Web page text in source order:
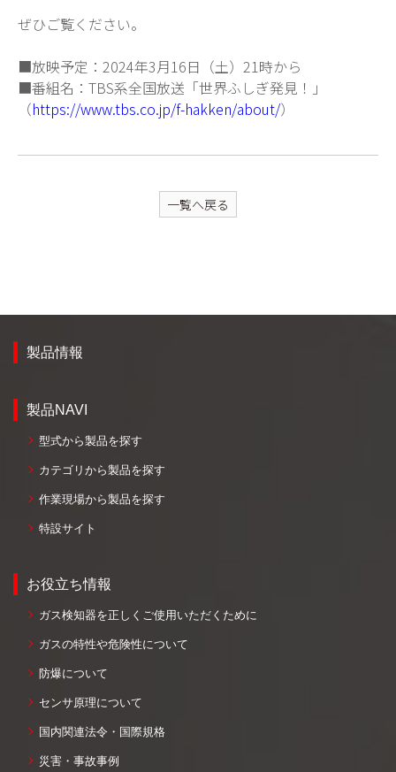
ぜひご覧ください。
■放映予定：2024年3月16日（土）21時から
■番組名：TBS系全国放送「世界ふしぎ発見！」
（https://www.tbs.co.jp/f-hakken/about/）
一覧へ戻る
製品情報
製品NAVI
型式から製品を探す
カテゴリから製品を探す
作業現場から製品を探す
特設サイト
お役立ち情報
ガス検知器を正しくご使用いただくために
ガスの特性や危険性について
防爆について
センサ原理について
国内関連法令・国際規格
災害・事故事例